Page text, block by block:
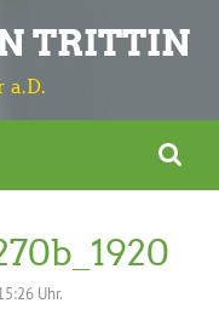
TRITTIN
a.D.
Uhr.